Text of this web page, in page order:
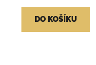
5
DO KOŠÍKU